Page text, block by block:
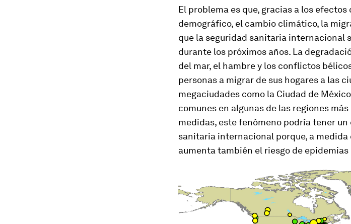
El problema es que, gracias a los
demográfico, el cambio climático, la
que la seguridad sanitaria internacional
durante los próximos años. La
del mar, el hambre y los conflictos
personas a migrar de sus hogares a las
megaciudades como la Ciudad de
comunes en algunas de las regiones
medidas, este fenómeno podría tener
sanitaria internacional porque, a
aumenta también el riesgo de epidemias